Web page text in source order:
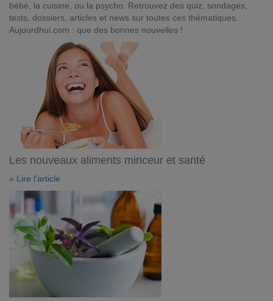
bébé, la cuisine, ou la psycho. Retrouvez des quiz, sondages,
tests, dossiers, articles et news sur toutes ces thématiques.
Aujourdhui.com : que des bonnes nouvelles !
Les nouveaux aliments minceur et santé
» Lire l'article